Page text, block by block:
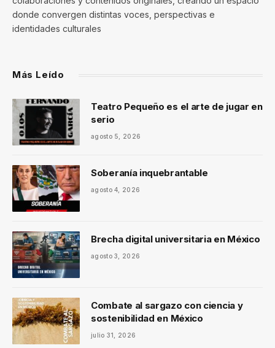
donde convergen distintas voces, perspectivas e
identidades culturales
Más Leído
Teatro Pequeño es el arte de jugar en
serio
agosto 5, 2026
Soberanía inquebrantable
agosto 4, 2026
Brecha digital universitaria en México
agosto 3, 2026
Combate al sargazo con ciencia y
sostenibilidad en México
julio 31, 2026